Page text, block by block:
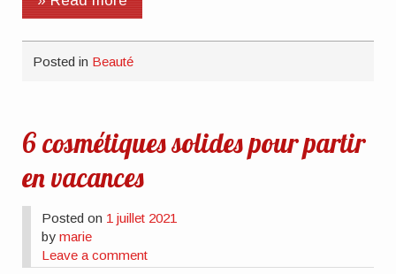
Posted in Beauté
6 cosmétiques solides pour partir
en vacances
Posted on 1 juillet 2021
bymarie
Leave a comment